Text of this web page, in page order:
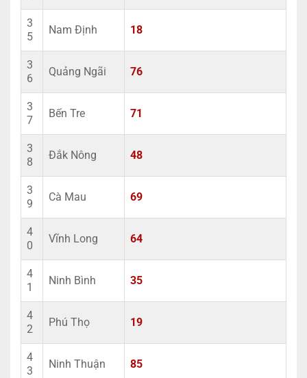
3
5
Nam Định 18
3
6
Quảng Ngãi 76
3
7
Bến Tre 71
3
8
Đắk Nông 48
3
9
Cà Mau 69
4
0
Vĩnh Long 64
4
1
Ninh Bình 35
4
2
Phú Thọ 19
4
3
Ninh Thuận 85